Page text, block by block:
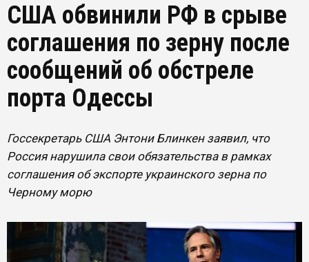
США обвинили РФ в срыве
соглашения по зерну после
сообщений об обстреле
порта Одессы
Госсекретарь США Энтони Блинкен заявил, что
Россия нарушила свои обязательства в рамках
соглашения об экспорте украинского зерна по
Черному морю